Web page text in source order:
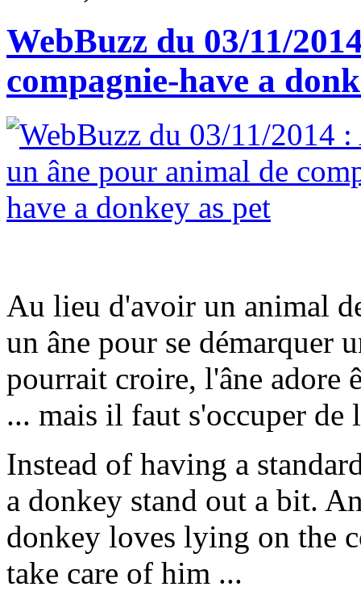
WebBuzz du 03/11/
compagnie-have a
Au lieu d'avoir un animal
un âne pour se démarquer
pourrait croire, l'âne adore
... mais il faut s'occuper de
Instead of having a
a donkey stand out a bit.
donkey loves lying on the
take care of him ...